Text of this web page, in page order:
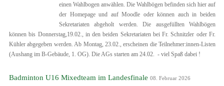
einen Wahlbogen anwählen. Die Wahlbögen befinden sich hier auf
der Homepage und auf Moodle oder können auch in beiden
Sekretariaten abgeholt werden. Die ausgefüllten Wahlbögen
können bis Donnerstag,19.02., in den beiden Sekretariaten bei Fr. Schnitzler oder Fr.
Kühler abgegeben werden. Ab Montag, 23.02., erscheinen die Teilnehmer:innen-Listen
(Aushang im B-Gebäude, 1. OG). Die AGs starten am 24.02. - viel Spaß dabei !
Badminton U16 Mixedteam im Landesfinale 08. Februar 2026